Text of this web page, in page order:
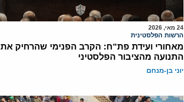
24 מאי, 2026
הרשות הפלסטינית
מאחורי ועידת פת"ח: הקרב הפנימי שהרחיק את
התנועה מהציבור הפלסטיני
יוני בן-מנחם